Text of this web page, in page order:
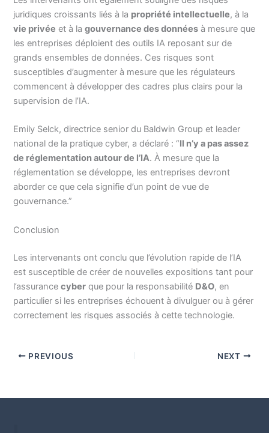
juridiques croissants liés à la propriété intellectuelle, à la
vie privée et à lagouvernance des données à mesure que
les entreprises déploient des outils IA reposant sur de
grands ensembles de données. Ces risques sont
susceptibles d’augmenter à mesure que les régulateurs
commencent à développer des cadres plus clairs pour la
supervision de l’IA.
Emily Selck, directrice senior du Baldwin Group et leader
national de la pratique cyber, a déclaré : “Il n’y a pas assez
de réglementation autour de l’IA. À mesure que la
réglementation se développe, les entreprises devront
aborder ce que cela signifie d’un point de vue de
gouvernance.”
Conclusion
Les intervenants ont conclu que l’évolution rapide de l’IA
est susceptible de créer de nouvelles expositions tant pour
l’assurancecyber que pour la responsabilité D&O, en
particulier si les entreprises échouent à divulguer ou à gérer
correctement les risques associés à cette technologie.
PREVIOUS NEXT